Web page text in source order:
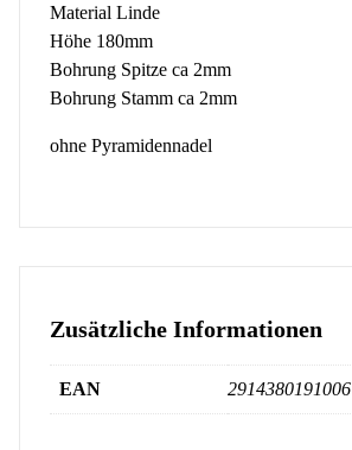
Material Linde
Höhe 180mm
Bohrung Spitze ca 2mm
Bohrung Stamm ca 2mm
ohne Pyramidennadel
Zusätzliche Informationen
EAN 2914380191006